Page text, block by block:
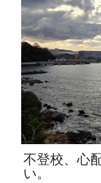
不登校、心
い。